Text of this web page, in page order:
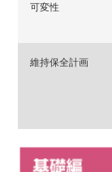
可変性
維持保全計画